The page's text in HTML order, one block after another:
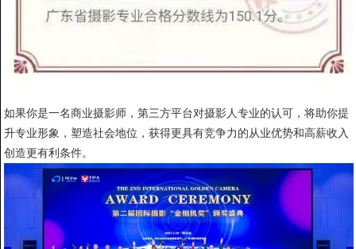
如果你是一名商业摄影师，第三方平台对摄影人专业的认可，将助你提
升专业形象，塑造社会地位，获得更具有竞争力的从业优势和高薪收入
创造更有利条件。